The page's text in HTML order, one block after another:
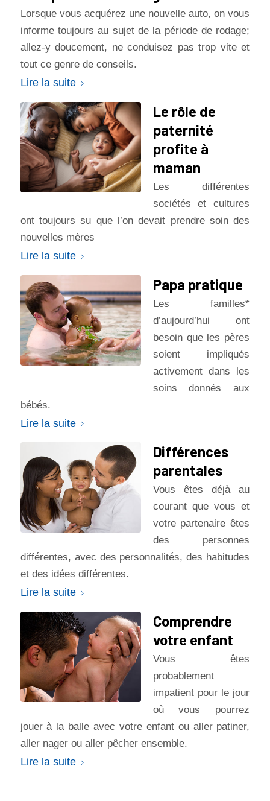
Lorsque vous acquérez une nouvelle auto, on vous
informe toujours au sujet de la période de rodage;
allez-y doucement, ne conduisez pas trop vite et
tout ce genre de conseils.
Lire la suite
Le rôle de
paternité
profite à
maman
Les différentes
sociétés et cultures
ont toujours su que l’on devait prendre soin des
nouvelles mères
Lire la suite
Papa pratique
Les familles*
d’aujourd’hui ont
besoin que les pères
soient impliqués
activement dans les
soins donnés aux
bébés.
Lire la suite
Différences
parentales
Vous êtes déjà au
courant que vous et
votre partenaire êtes
des personnes
différentes, avec des personnalités, des habitudes
et des idées différentes.
Lire la suite
Comprendre
votre enfant
Vous êtes
probablement
impatient pour le jour
où vous pourrez
jouer à la balle avec votre enfant ou aller patiner,
aller nager ou aller pêcher ensemble.
Lire la suite